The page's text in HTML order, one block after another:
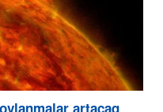
artacaq